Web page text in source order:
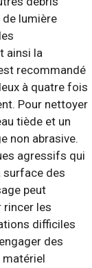
lumière
ainsi la
recommandé
à quatre fois
Pour nettoyer
tiède et un
non abrasive.
agressifs qui
surface des
peut
rincer les
difficiles
des